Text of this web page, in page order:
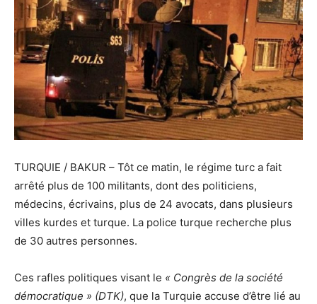
TURQUIE / BAKUR – Tôt ce matin, le régime turc a fait
arrêté plus de 100 militants, dont des politiciens,
médecins, écrivains, plus de 24 avocats, dans plusieurs
villes kurdes et turque. La police turque recherche plus
de 30 autres personnes.
Ces rafles politiques visant le « Congrès de la société
démocratique » (DTK), que la Turquie accuse d’être lié au